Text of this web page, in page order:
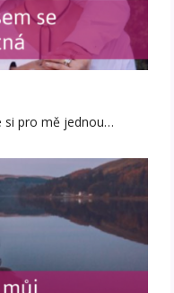
si pro mě jednou…